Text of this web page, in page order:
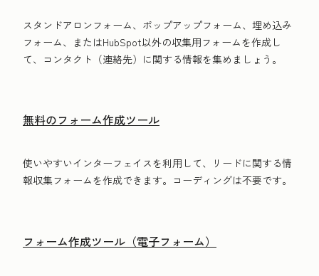
スタンドアロンフォーム、ポップアップフォーム、埋め込み
フォーム、またはHubSpot以外の収集用フォームを作成し
て、コンタクト（連絡先）に関する情報を集めましょう。
無料のフォーム作成ツール
使いやすいインターフェイスを利用して、リードに関する情
報収集フォームを作成できます。コーディングは不要です。
フォーム作成ツール（電子フォーム）